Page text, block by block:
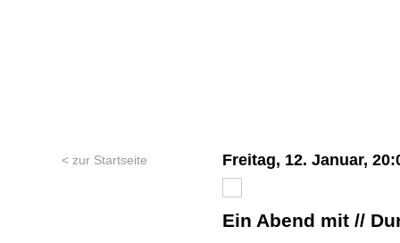
< zur Startseite Freitag, 12. Januar,
Ein Abend mit //